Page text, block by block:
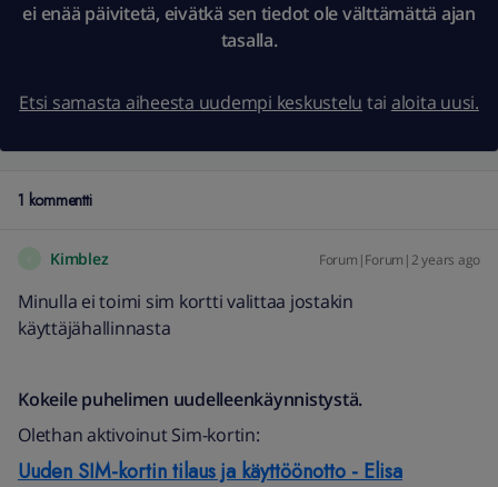
ei enää päivitetä, eivätkä sen tiedot ole välttämättä ajan
tasalla.
Etsi samasta aiheesta uudempi keskustelu tai aloita uusi.
1 kommentti
Kimblez Forum|Forum|2 years ago
Minulla ei toimi sim kortti valittaa jostakin
käyttäjähallinnasta
Kokeile puhelimen uudelleenkäynnistystä.
Olethan aktivoinut Sim-kortin:
Uuden SIM-kortin tilaus ja käyttöönotto - Elisa